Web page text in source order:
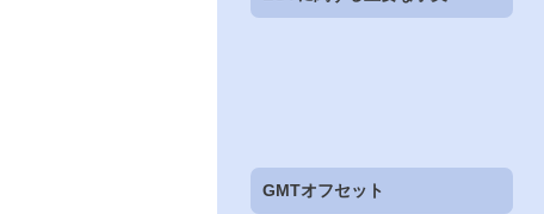
GMTオフセット